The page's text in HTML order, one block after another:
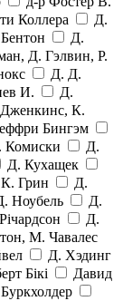
Коллера
Д.
Д.
Д. Гэлвин, Р.
Д. Д.
И.
Д.
К.
Бингэм
Комиски
Д.
Д. Кухащек
Грин
Д.
Ноубель
Д.
Д.
М. Чавалес
Д. Хэдинг
Бікі
Давид